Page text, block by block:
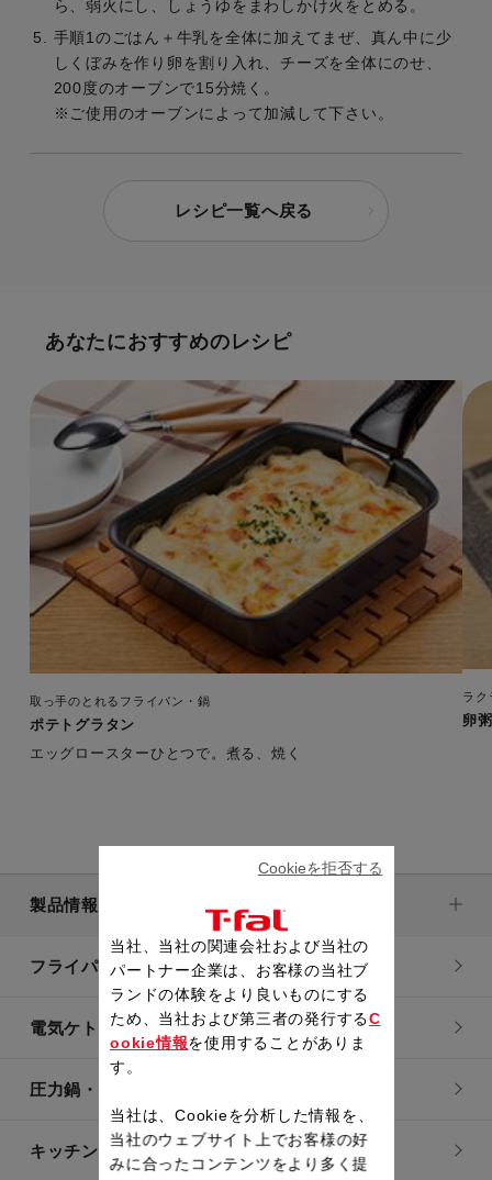
ら、弱火にし、しょうゆをまわしかけ火をとめる。
手順1のごはん＋牛乳を全体に加えてまぜ、真ん中に少
しくぼみを作り卵を割り入れ、チーズを全体にのせ、
200度のオーブンで15分焼く。
※ご使用のオーブンによって加減して下さい。
レシピ一覧へ戻る
あなたにおすすめのレシピ
取っ手のとれるフライパン・鍋
ポテトグラタン
エッグロースターひとつで。煮る、焼く
ラク
卵粥
製品情報
フライパン・鍋
電気ケトル
圧力鍋・電気圧力鍋
キッチン用品
当社、当社の関連会社および当社の
パートナー企業は、お客様の当社ブ
ランドの体験をより良いものにする
ため、当社および第三者の発行するC
ookie情報を使用することがありま
す。
当社は、Cookieを分析した情報を、
当社のウェブサイト上でお客様の好
みに合ったコンテンツをより多く提
Cookieを拒否する